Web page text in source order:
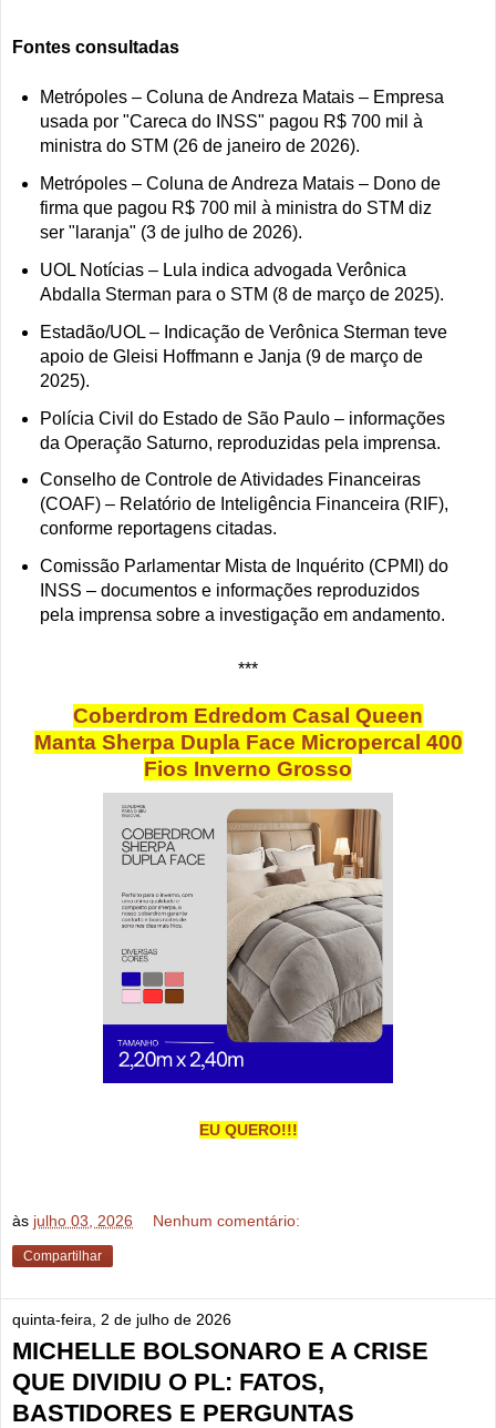
Fontes consultadas
Metrópoles – Coluna de Andreza Matais – Empresa
usada por "Careca do INSS" pagou R$ 700 mil à
ministra do STM (26 de janeiro de 2026).
Metrópoles – Coluna de Andreza Matais – Dono de
firma que pagou R$ 700 mil à ministra do STM diz
ser "laranja" (3 de julho de 2026).
UOL Notícias – Lula indica advogada Verônica
Abdalla Sterman para o STM (8 de março de 2025).
Estadão/UOL – Indicação de Verônica Sterman teve
apoio de Gleisi Hoffmann e Janja (9 de março de
2025).
Polícia Civil do Estado de São Paulo – informações
da Operação Saturno, reproduzidas pela imprensa.
Conselho de Controle de Atividades Financeiras
(COAF) – Relatório de Inteligência Financeira (RIF),
conforme reportagens citadas.
Comissão Parlamentar Mista de Inquérito (CPMI) do
INSS – documentos e informações reproduzidos
pela imprensa sobre a investigação em andamento.
***
Coberdrom Edredom Casal Queen
Manta Sherpa Dupla Face Micropercal 400
Fios Inverno Grosso
EU QUERO!!!
às julho 03, 2026 Nenhum comentário:
Compartilhar
quinta-feira, 2 de julho de 2026
MICHELLE BOLSONARO E A CRISE
QUE DIVIDIU O PL: FATOS,
BASTIDORES E PERGUNTAS